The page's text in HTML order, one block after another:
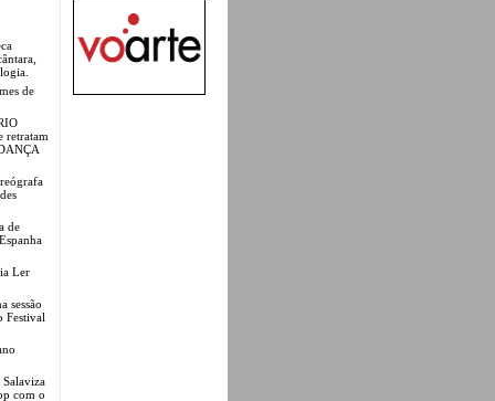
de
retratam
de
Ler
sessão
Festival
Salaviza
com o